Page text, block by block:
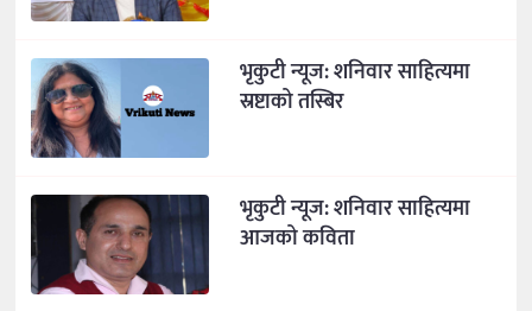
भृकुटी न्यूज: शनिवार साहित्यमा
स्रष्टाको तस्बिर
भृकुटी न्यूज: शनिवार साहित्यमा
आजको कविता